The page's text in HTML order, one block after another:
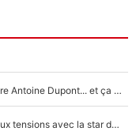
Un joueur dévoile la méthode secrète pour battre Antoine Dupont... et ça marche !
Clash avec Antoine Dupont : Un joueur réagit aux tensions avec la star du XV de France !